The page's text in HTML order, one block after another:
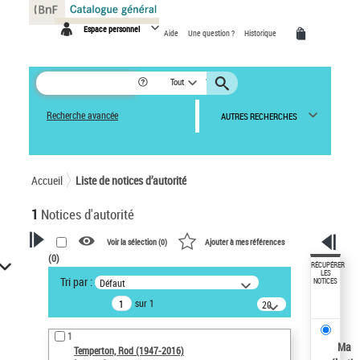
Espace personnel Aide Une question ? Historique
Tout
Recherche avancée AUTRES RECHERCHES
Accueil Liste de notices d’autorité
1 Notices d'autorité
VOTRE RECHERCHE
Recherche avancée dans les
notices d’autorité
Œuvres liées à l'auteur :
Temperton, Rod (1947-2016)
Voir la sélection (0) Ajouter à mes références
(0)
Tri par : Défaut
sur 1
20
résultats/page
1
Temperton, Rod (1947-2016)
RÉCUPÉRER
LES
NOTICES
Ma
Panneau de gestion des cookies